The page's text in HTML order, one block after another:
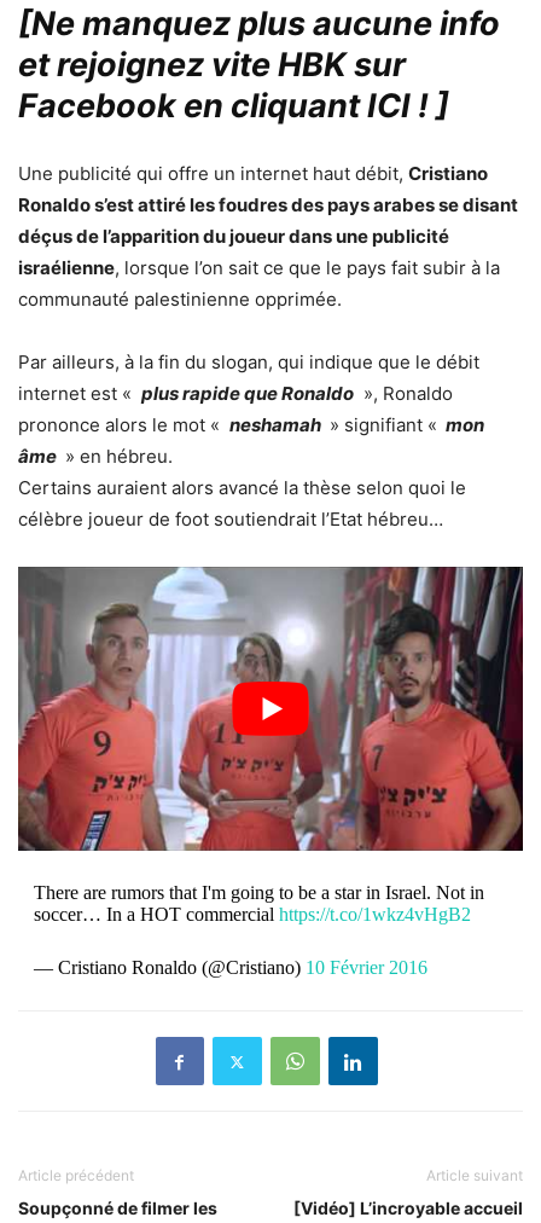
[Ne manquez plus aucune info
et rejoignez vite HBK sur
Facebook en cliquant ICI !]
Une publicité qui offre un internet haut débit, Cristiano
Ronaldo s’est attiré les foudres des pays arabes se disant
déçus de l’apparition du joueur dans une publicité
israélienne, lorsque l’on sait ce que le pays fait subir à la
communauté palestinienne opprimée.
Par ailleurs, à la fin du slogan, qui indique que le débit
internet est « plus rapide que Ronaldo », Ronaldo
prononce alors le mot « neshamah » signifiant « mon
âme » en hébreu.
Certains auraient alors avancé la thèse selon quoi le
célèbre joueur de foot soutiendrait l’Etat hébreu…
There are rumors that I'm going to be a star in Israel. Not in
soccer… In a HOT commercial https://t.co/1wkz4vHgB2
— Cristiano Ronaldo (@Cristiano) 10 Février 2016
Article précédent
Soupçonné de filmer les
Article suivant
[Vidéo] L’incroyable accueil